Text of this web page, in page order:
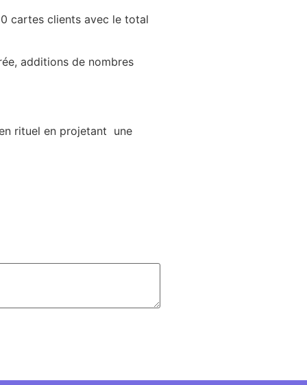
cartes clients avec le total
additions de nombres
rituel en projetant une